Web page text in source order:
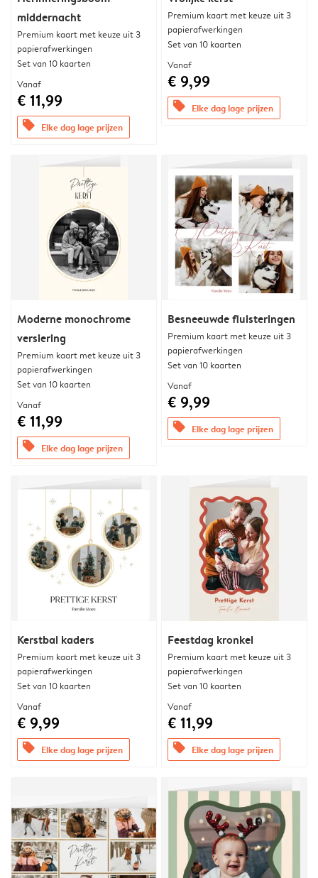
middernacht
Premium kaart met keuze uit 3
papierafwerkingen
Set van 10 kaarten
Vanaf
€ 11,99
offers Elke dag lage prijzen
Premium kaart met keuze uit 3
papierafwerkingen
Set van 10 kaarten
Vanaf
€ 9,99
offers Elke dag lage prijzen
Moderne monochrome
versiering
Premium kaart met keuze uit 3
papierafwerkingen
Set van 10 kaarten
Vanaf
€ 11,99
offers Elke dag lage prijzen
Besneeuwde fluisteringen
Premium kaart met keuze uit 3
papierafwerkingen
Set van 10 kaarten
Vanaf
€ 9,99
offers Elke dag lage prijzen
Kerstbal kaders
Premium kaart met keuze uit 3
papierafwerkingen
Set van 10 kaarten
Vanaf
€ 9,99
offers Elke dag lage prijzen
Feestdag kronkel
Premium kaart met keuze uit 3
papierafwerkingen
Set van 10 kaarten
Vanaf
€ 11,99
offers Elke dag lage prijzen